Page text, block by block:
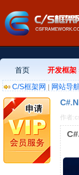
首页 开发框架
C/S框架网 | 网站导
作者